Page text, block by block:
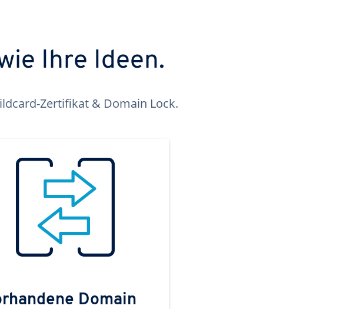
Ihre Ideen.
Zertifikat & Domain Lock.
Domain